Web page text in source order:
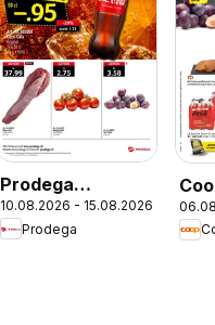
Prodega
aktionen
10.08.2026 - 15.08.2026
Prodega